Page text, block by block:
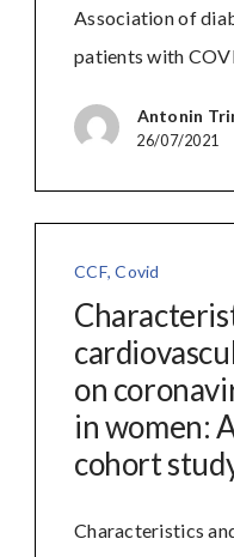
Association of
patients with
Antonin
26/07/2021
CCF,Covid
on
in women:
cohort
Characteristics